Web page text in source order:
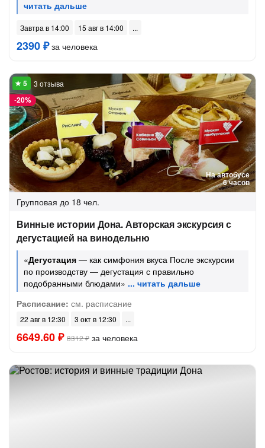
Завтра в 14:00 15 авг в 14:00
2390 ₽за человека
На автобусе
6 часов
-20%
3 отзыва
Групповая до 18 чел.
Винные истории Дона. Авторская экскурсия с
дегустацией на винодельню
«Дегустация — как симфония вкуса После экскурсии
по производству — дегустация с правильно
подобранными блюдами»
Расписание: см. расписание
22 авг в 12:30 3 окт в 12:30
6649.60 ₽ 8312 ₽ за человека